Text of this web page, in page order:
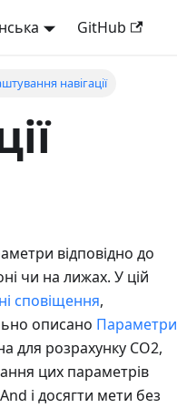
GitHub
навігації
відповідно до
чи на лижах. У цій
сповіщення,
описано Параметри
для розрахунку CO2,
цих параметрів
і досягти мети без